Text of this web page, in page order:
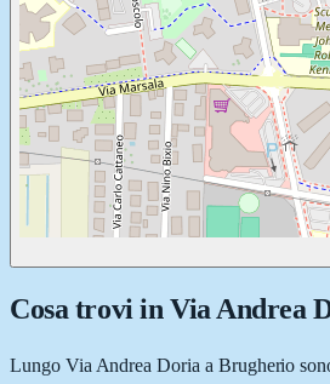
Cosa trovi in Via Andrea
Lungo Via Andrea Doria a Brugherio